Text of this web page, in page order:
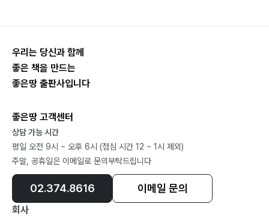
육 일 오전, 10코스 위태-하동호 구간
세상에 우째 이런 일이118
거뭇거뭇한 솔숲 사이로132
칠 일 아침, 12코스 먹점마을-대축 구간
당신의 ‘삶’이란 시 마지막 구절처럼138
칠 일 오전에서 오후, 14코스 대축-원부춘 구간
우리는 당신과 함께
좋은 책을 만드는
좋은땅 출판사입니다
좋은땅 고객센터
상담 가능 시간
평일 오전 9시 ~ 오후 6시 (점심 시간 12 ~ 1시 제외)
주말, 공휴일은 이메일로 문의부탁드립니다
02.374.8616 이메일 문의
회사